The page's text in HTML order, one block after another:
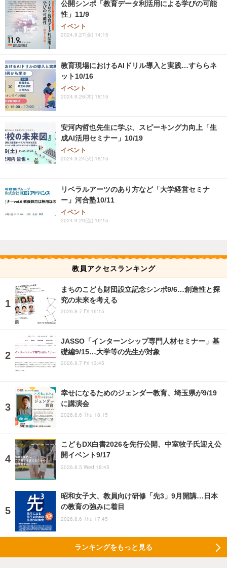
公開シンポ「教育データ利活用による学びの可能
性」11/9
イベント
2024.9.27(金) 14:15
教育現場におけるAIドリル導入と実践…すららネ
ット10/16
イベント
2024.9.26(木) 18:15
安河内哲也先生に学ぶ、スピーキング力向上「生
成AI活用セミナー」10/19
イベント
2024.9.24(火) 18:15
リベラルアーツのあり方など「大学経営セミナ
ー」河合塾10/11
イベント
2024.9.20(金) 16:15
教員アクセスランキング
まちのこども財団設立記念シンポ9/6…創造性と探
究の未来を考える
2026.8.7 Fri 16:15
JASSO「インターンシップ専門人材セミナー」基
礎編9/15…大学等の先生が対象
2026.8.7 Fri 13:45
幸せになるためのジェンダー教育、埼玉県が9/19
に講演会
2026.8.6 Thu 18:15
こどもDX白書2026を先行公開、中室牧子氏迎え公
開イベント9/17
2026.8.5 Wed 18:45
昭和女子大、教員向け研修「先3」9月開講…日本
の教育の強みに着目
2026.8.6 Thu 17:45
ランキングをもっと見る